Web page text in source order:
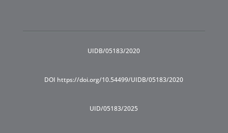
UIDB/05183/2020
DOI https://doi.org/10.54499/UIDB/05183/2020
UID/05183/2025